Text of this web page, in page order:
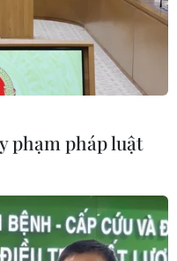
phạm pháp luật